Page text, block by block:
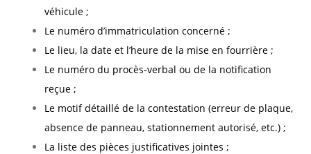
véhicule ;
Le numéro d’immatriculation concerné ;
Le lieu, la date et l’heure de la mise en fourrière ;
Le numéro du procès-verbal ou de la notification
reçue ;
Le motif détaillé de la contestation (erreur de plaque,
absence de panneau, stationnement autorisé, etc.) ;
La liste des pièces justificatives jointes ;